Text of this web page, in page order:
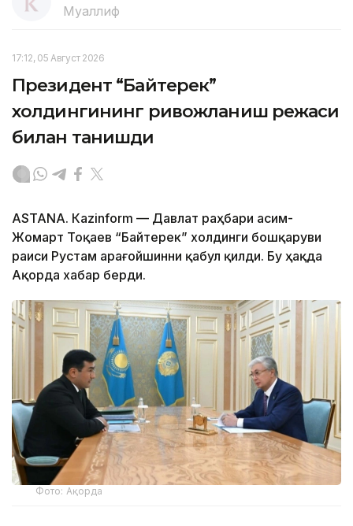
Муаллиф
17:12, 05 Август 2026
Президент “Байтерек”
холдингининг ривожланиш режаси
билан танишди
ASTANА. Каzinform — Давлат раҳбари Қасим-
Жомарт Тоқаев “Байтерек” холдинги бошқаруви
раиси Рустам Қарағойшинни қабул қилди. Бу ҳақда
Ақорда хабар берди.
Фото: Ақорда